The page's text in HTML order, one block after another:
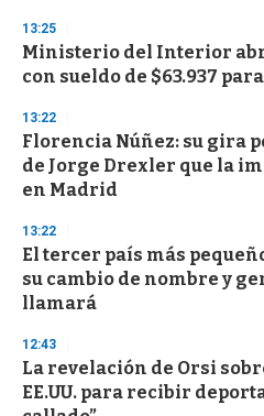
13:25
Ministerio del Interior
con sueldo de $63.937
13:22
Florencia Núñez: su gira
de Jorge Drexler que la
en Madrid
13:22
El tercer país más
su cambio de nombre y
llamará
12:43
La revelación de Orsi
EE.UU. para recibir